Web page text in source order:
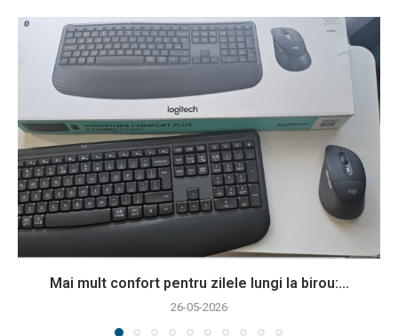
Mai mult confort pentru zilele lungi la birou:...
26-05-2026